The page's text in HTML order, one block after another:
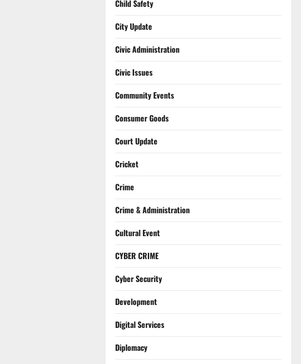
Child Safety
City Update
Civic Administration
Civic Issues
Community Events
Consumer Goods
Court Update
Cricket
Crime
Crime & Administration
Cultural Event
CYBER CRIME
Cyber Security
Development
Digital Services
Diplomacy